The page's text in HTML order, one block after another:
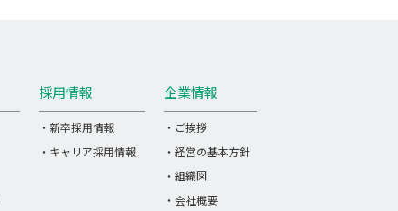
採用情報
・新卒採用情報
・キャリア採用情報
企業情報
・ご挨拶
・経営の基本方針
・組織図
・会社概要